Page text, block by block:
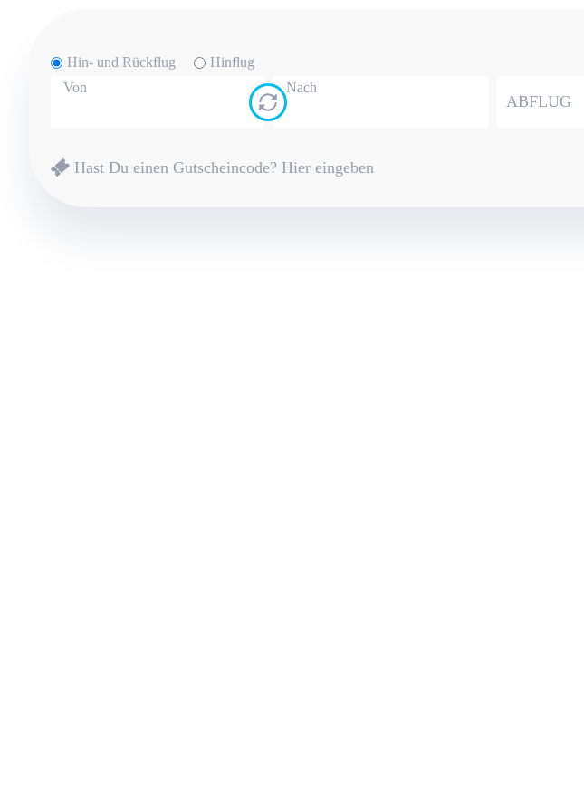
Hin- und Rückflug
Hinflug
Von
Nach
ABFLUG
Hast Du einen Gutscheincode? Hier eingeben